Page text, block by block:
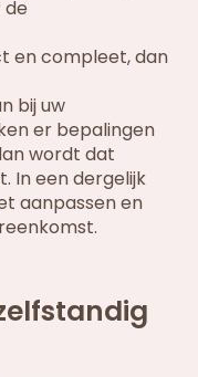
de
en compleet, dan
bij uw
er bepalingen
wordt dat
In een dergelijk
aanpassen en